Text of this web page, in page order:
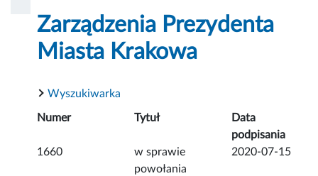
Zarządzenia Prezydenta
Miasta Krakowa
Wyszukiwarka
Numer Tytuł
Data
podpisania
1660
w sprawie
powołania
2020-07-15